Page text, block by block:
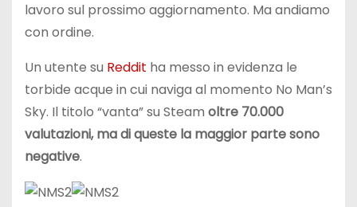
lavoro sul prossimo aggiornamento. Ma andiamo
con ordine.
Un utente su Reddit ha messo in evidenza le
torbide acque in cui naviga al momento No Man’s
Sky. Il titolo “vanta” su Steam oltre 70.000
valutazioni, ma di queste la maggior parte sono
negative.